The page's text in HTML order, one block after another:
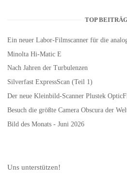
TOP
Ein neuer Labor-Filmscanner für die
Minolta Hi-Matic E
Nach Jahren der Turbulenzen
Silverfast ExpressScan (Teil 1)
Der neue Kleinbild-Scanner Plustek
Besuch die größte Camera Obscura der
Bild des Monats - Juni 2026
Uns unterstützen!